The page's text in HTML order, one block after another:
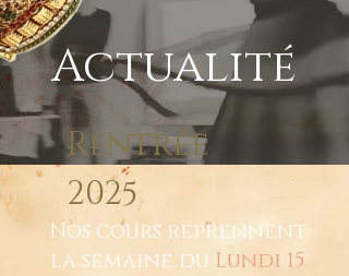
Actualité
Rentrée
2025
Nos cours reprennent
la semaine du Lundi 15